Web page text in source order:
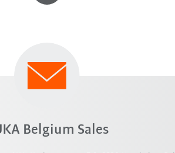
Belgium Sales